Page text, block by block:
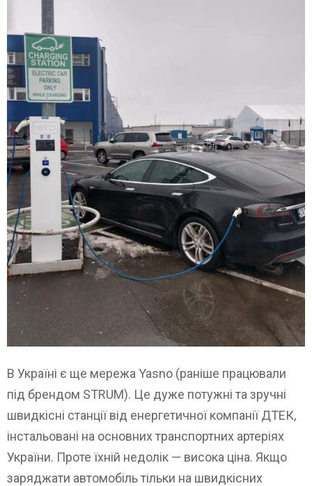
В Україні є ще мережа Yasno (раніше працювали
під брендом STRUM). Це дуже потужні та зручні
швидкісні станції від енергетичної компанії ДТЕК,
інстальовані на основних транспортних артеріях
України. Проте їхній недолік — висока ціна. Якщо
заряджати автомобіль тільки на швидкісних